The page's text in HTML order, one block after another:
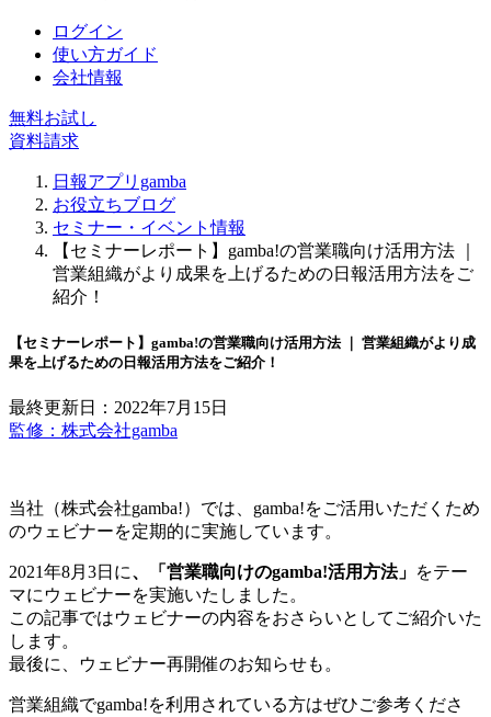
ログイン
使い方ガイド
会社情報
無料お試し
資料請求
日報アプリgamba
お役立ちブログ
セミナー・イベント情報
【セミナーレポート】gamba!の営業職向け活用方法 ｜
営業組織がより成果を上げるための日報活用方法をご
紹介！
【セミナーレポート】gamba!の営業職向け活用方法 ｜ 営業組織がより成
果を上げるための日報活用方法をご紹介！
最終更新日：2022年7月15日
監修：株式会社gamba
当社（株式会社gamba!）では、gamba!をご活用いただくため
のウェビナーを定期的に実施しています。
2021年8月3日に、「営業職向けのgamba!活用方法」 をテー
マにウェビナーを実施いたしました。
この記事ではウェビナーの内容をおさらいとしてご紹介いた
します。
最後に、ウェビナー再開催のお知らせも。
営業組織でgamba!を利用されている方はぜひご参考くださ